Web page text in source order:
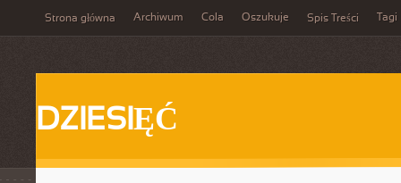
Strona główna Archiwum Cola Oszukuje Spis Treści Tagi
DZIESIĘĆ